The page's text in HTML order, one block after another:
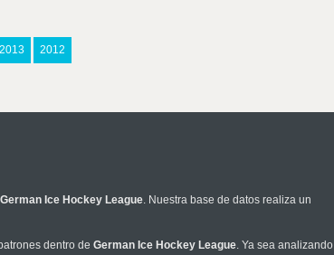
2013 2012
German Ice Hockey League. Nuestra base de datos realiza un
dentro de German Ice Hockey League. Ya sea analizando